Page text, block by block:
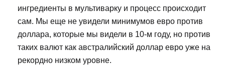
ингредиенты в мультиварку и процесс происходит
сам. Мы еще не увидели минимумов евро против
доллара, которые мы видели в 10-м году, но против
таких валют как австралийский доллар евро уже на
рекордно низком уровне.